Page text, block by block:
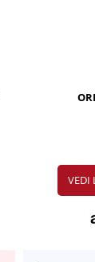
VEDI